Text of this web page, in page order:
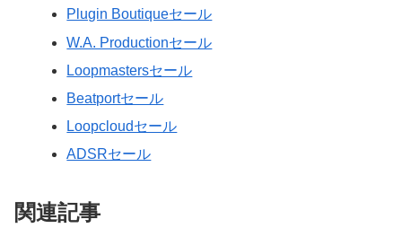
Plugin Boutiqueセール
W.A. Productionセール
Loopmastersセール
Beatportセール
Loopcloudセール
ADSRセール
関連記事